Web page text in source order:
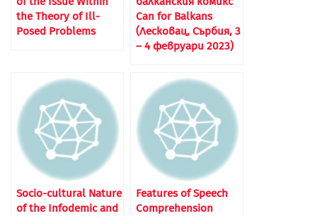
the Theory of Ill-
Posed Problems
Can for Balkans
(Лесковац, Сърбия, 3
– 4 февруари 2023)
Socio-cultural Nature
of the Infodemic and
Features of Speech
Comprehension